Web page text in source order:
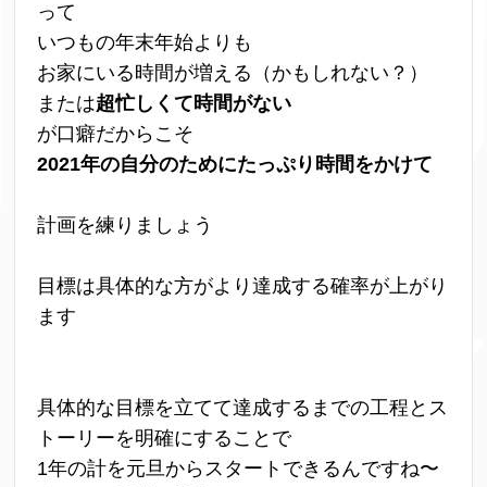
って
いつもの年末年始よりも
お家にいる時間が増える（かもしれない？）
または超忙しくて時間がない
が口癖だからこそ
2021年の自分のためにたっぷり時間をかけて
計画を練りましょう
目標は具体的な方がより達成する確率が上がり
ます
具体的な目標を立てて達成するまでの工程とス
トーリーを明確にすることで
1年の計を元旦からスタートできるんですね〜